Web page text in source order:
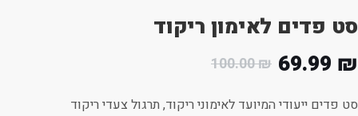
סט פדים לאימון ריקוד
100.00₪ 69.99 ₪
סט פדים ייעודי המיועד לאימוני ריקוד, תרגול צעדי ריקוד